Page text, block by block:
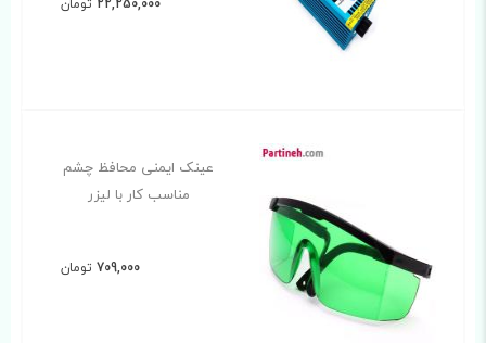
عینک ایمنی محافظ چشم
مناسب کار با لیزر
709,000 تومان